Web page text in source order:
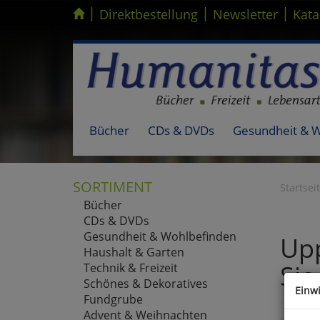
Kompletten Head der Seite überspringen
| Direktbestellung | Newsletter |
Bücher CDs & DVDs Gesundheit &
SORTIMENT
Bücher
CDs & DVDs
Gesundheit & Wohlbefinden
Haushalt & Garten
Technik & Freizeit
Schönes & Dekoratives
Fundgrube
Advent & Weihnachten